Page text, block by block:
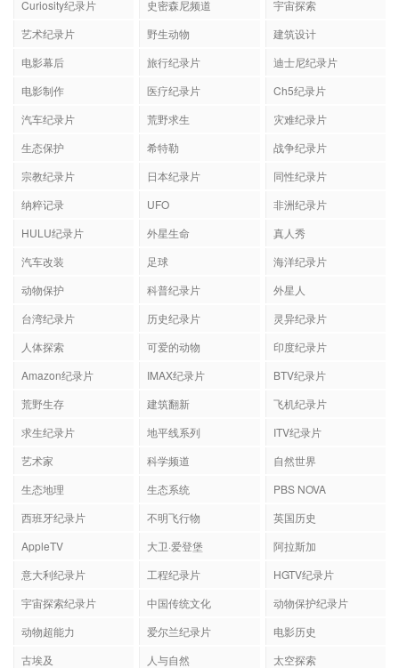
Curiosity纪录片 史密森尼频道
宇宙探索
艺术纪录片
野生动物
建筑设计
电影幕后
旅行纪录片
迪士尼纪录片
电影制作
医疗纪录片
Ch5纪录片
汽车纪录片
荒野求生
灾难纪录片
生态保护
希特勒
战争纪录片
宗教纪录片
日本纪录片
同性纪录片
纳粹记录
UFO
非洲纪录片
HULU纪录片
外星生命
真人秀
汽车改装
足球
海洋纪录片
动物保护
科普纪录片
外星人
台湾纪录片
历史纪录片
灵异纪录片
人体探索
可爱的动物
印度纪录片
Amazon纪录片
IMAX纪录片
BTV纪录片
荒野生存
建筑翻新
飞机纪录片
求生纪录片
地平线系列
ITV纪录片
艺术家
科学频道
自然世界
生态地理
生态系统
PBS NOVA
西班牙纪录片
不明飞行物
英国历史
AppleTV
大卫·爱登堡
阿拉斯加
意大利纪录片
工程纪录片
HGTV纪录片
宇宙探索纪录片
中国传统文化
动物保护纪录片
动物超能力
爱尔兰纪录片
电影历史
古埃及
人与自然
太空探索